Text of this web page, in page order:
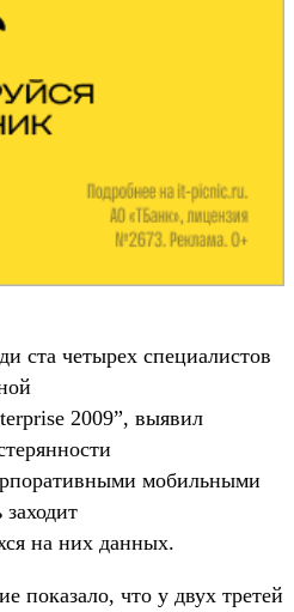
ста четырех специалистов
2009”, выявил
мобильными
заходит
на них данных.
показало, что у двух третей